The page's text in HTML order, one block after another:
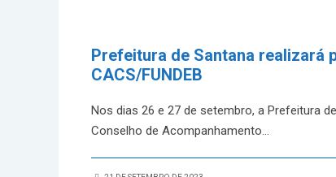
Prefeitura de Santana realizará
CACS/FUNDEB
Nos dias 26 e 27 de setembro, a Prefeitura
Conselho de Acompanhamento...